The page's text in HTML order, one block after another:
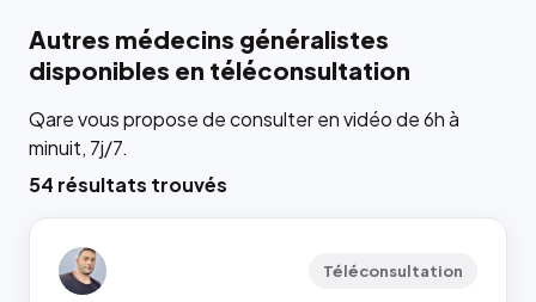
Autres médecins généralistes
disponibles en téléconsultation
Qare vous propose de consulter en vidéo de 6h à
minuit, 7j/7.
54 résultats trouvés
Téléconsultation